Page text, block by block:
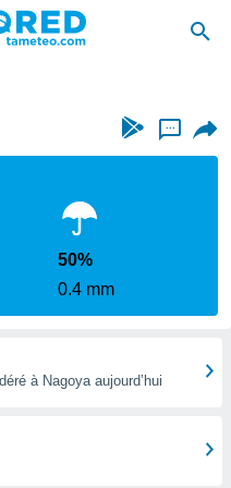
...
50%
0.4 mm
à Nagoya aujourd’hui